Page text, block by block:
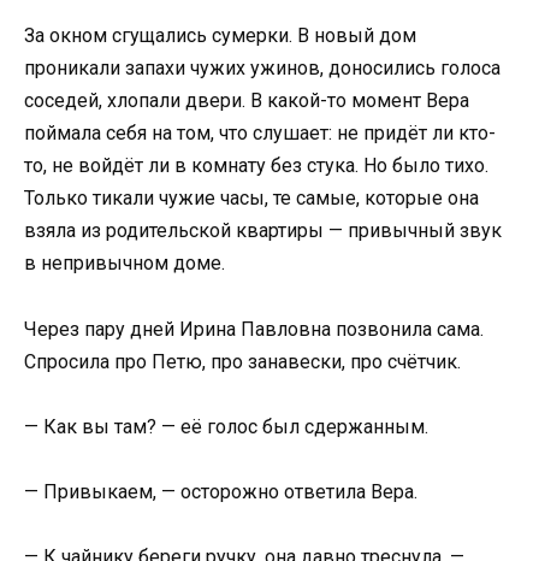
За окном сгущались сумерки. В новый дом
проникали запахи чужих ужинов, доносились голоса
соседей, хлопали двери. В какой-то момент Вера
поймала себя на том, что слушает: не придёт ли кто-
то, не войдёт ли в комнату без стука. Но было тихо.
Только тикали чужие часы, те самые, которые она
взяла из родительской квартиры — привычный звук
в непривычном доме.
Через пару дней Ирина Павловна позвонила сама.
Спросила про Петю, про занавески, про счётчик.
— Как вы там? — её голос был сдержанным.
— Привыкаем, — осторожно ответила Вера.